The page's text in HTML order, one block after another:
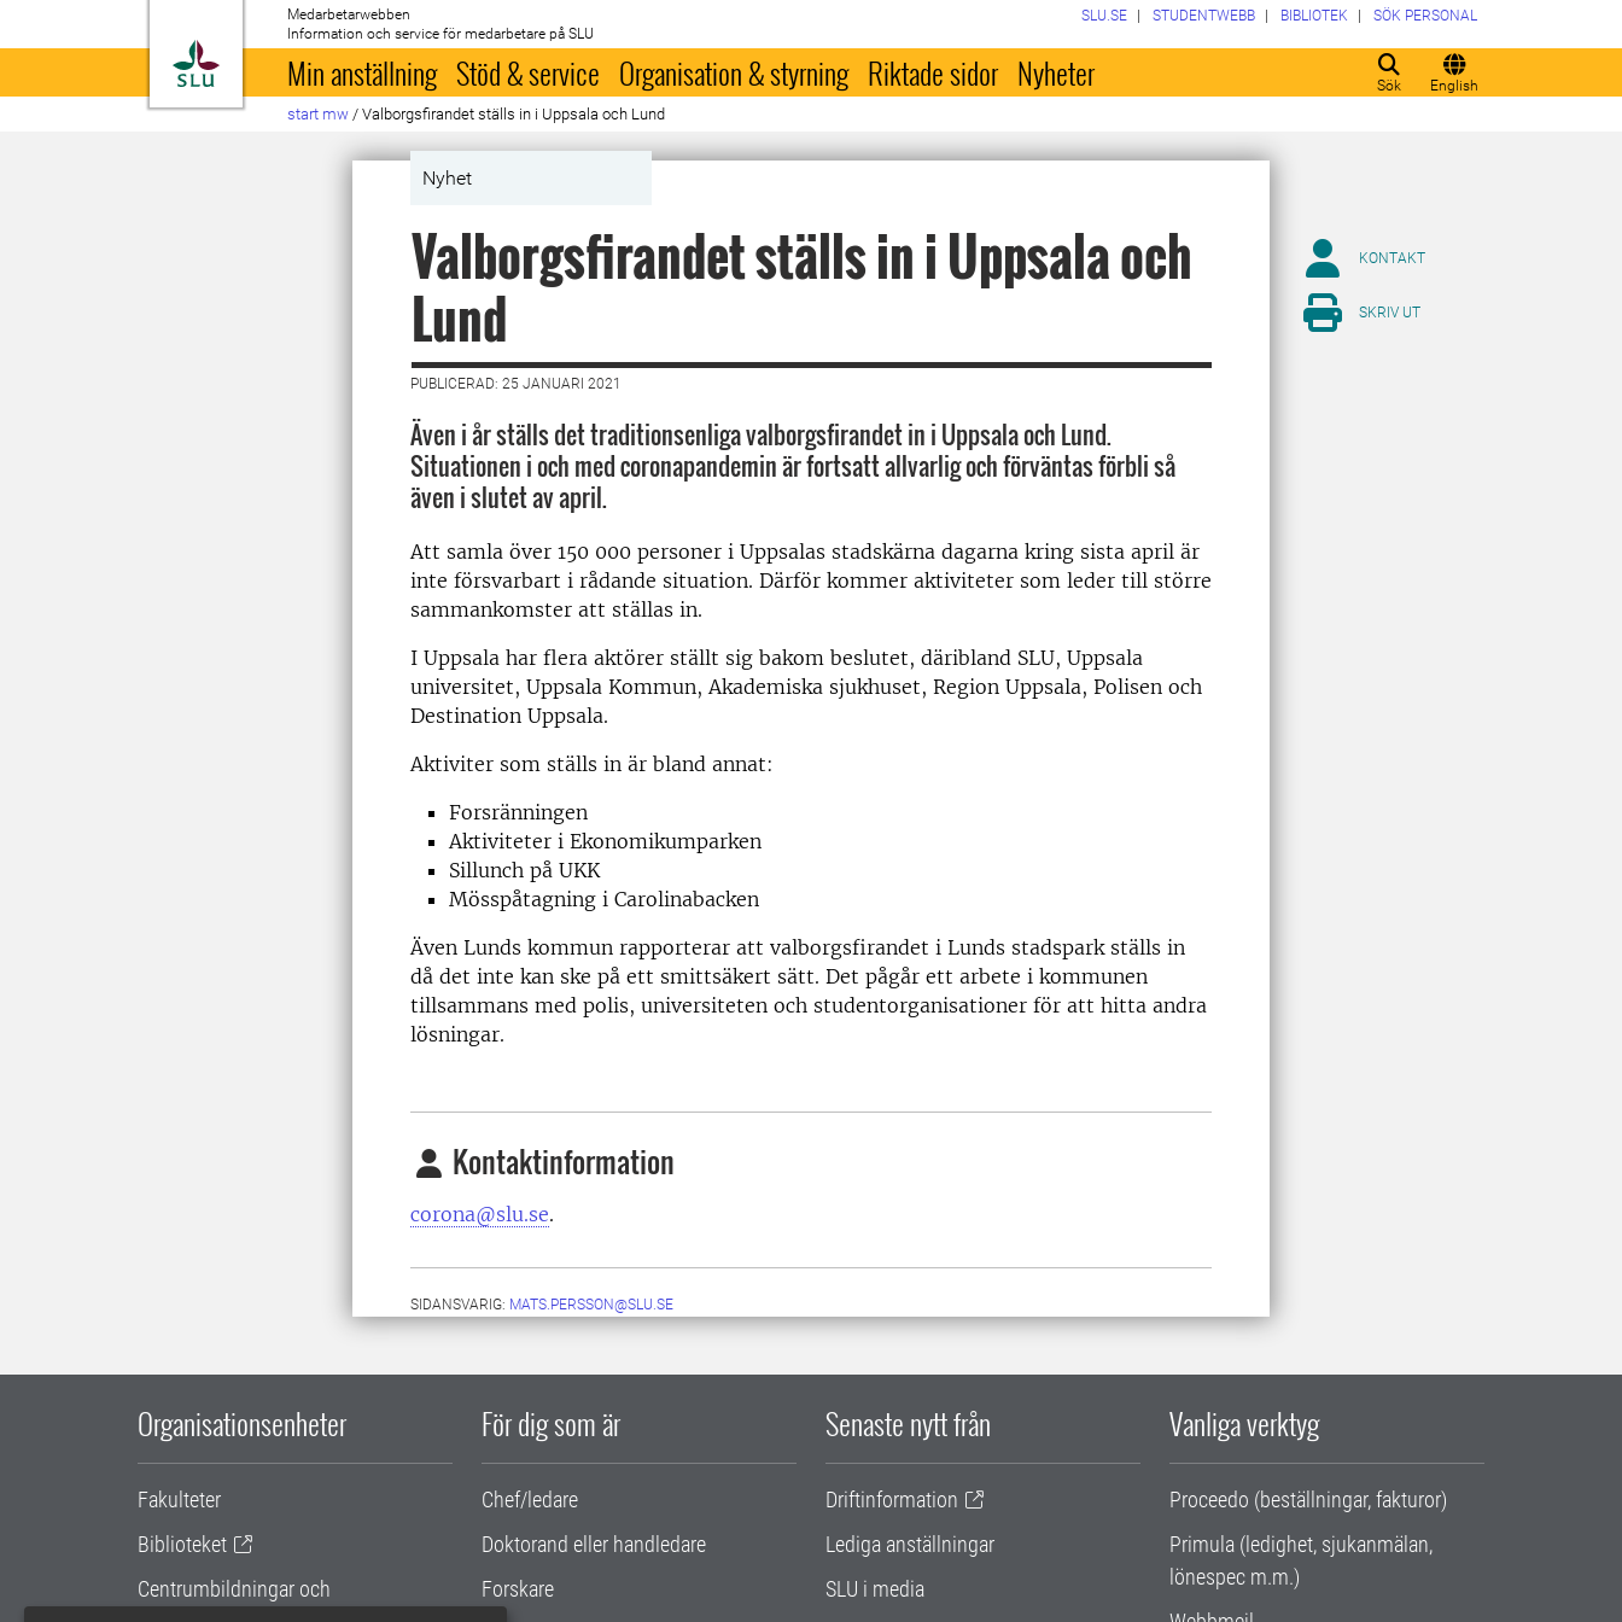
Till startsida
Medarbetarwebben
Information och service för medarbetare på SLU
Sök English
SLU.SE STUDENTWEBB BIBLIOTEK SÖK PERSONAL
Min anställning Stöd & service Organisation & styrning Riktade sidor Nyheter
start mw / Valborgsfirandet ställs in i Uppsala och Lund
Nyhet
Valborgsfirandet ställs in i Uppsala och
Lund
PUBLICERAD: 25 JANUARI 2021
Även i år ställs det traditionsenliga valborgsfirandet in i Uppsala och Lund.
Situationen i och med coronapandemin är fortsatt allvarlig och förväntas förbli så
även i slutet av april.
Att samla över 150 000 personer i Uppsalas stadskärna dagarna kring sista april är
inte försvarbart i rådande situation. Därför kommer aktiviteter som leder till större
sammankomster att ställas in.
I Uppsala har flera aktörer ställt sig bakom beslutet, däribland SLU, Uppsala
universitet, Uppsala Kommun, Akademiska sjukhuset, Region Uppsala, Polisen och
Destination Uppsala.
Aktiviter som ställs in är bland annat:
Forsränningen
Aktiviteter i Ekonomikumparken
Sillunch på UKK
Mösspåtagning i Carolinabacken
Även Lunds kommun rapporterar att valborgsfirandet i Lunds stadspark ställs in
då det inte kan ske på ett smittsäkert sätt. Det pågår ett arbete i kommunen
tillsammans med polis, universiteten och studentorganisationer för att hitta andra
lösningar.
Kontaktinformation
corona@slu.se.
SIDANSVARIG: MATS.PERSSON@SLU.SE
KONTAKT
SKRIV UT
Organisationsenheter
Fakulteter
Biblioteket
Centrumbildningar och
För dig som är
Chef/ledare
Doktorand eller handledare
Forskare
Senaste nytt från
Driftinformation
Lediga anställningar
SLU i media
Vanliga verktyg
Proceedo (beställningar, fakturor)
Primula (ledighet, sjukanmälan,
lönespec m.m.)